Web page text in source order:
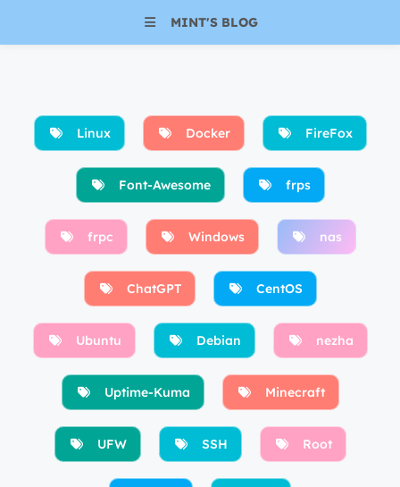
MINT'S BLOG
Linux Docker FireFox
Font-Awesome frps
frpc Windows nas
ChatGPT CentOS
Ubuntu Debian nezha
Uptime-Kuma Minecraft
UFW SSH Root